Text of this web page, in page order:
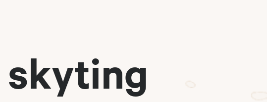
skyting